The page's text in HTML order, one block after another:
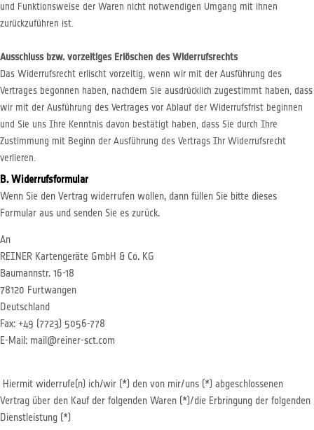
und Funktionsweise der Waren nicht notwendigen Umgang mit ihnen
zurückzuführen ist.
Ausschluss bzw. vorzeitiges Erlöschen des Widerrufsrechts
Das Widerrufsrecht erlischt vorzeitig, wenn wir mit der Ausführung des
Vertrages begonnen haben, nachdem Sie ausdrücklich zugestimmt haben, dass
wir mit der Ausführung des Vertrages vor Ablauf der Widerrufsfrist beginnen
und Sie uns Ihre Kenntnis davon bestätigt haben, dass Sie durch Ihre
Zustimmung mit Beginn der Ausführung des Vertrags Ihr Widerrufsrecht
verlieren.
B. Widerrufsformular
Wenn Sie den Vertrag widerrufen wollen, dann füllen Sie bitte dieses
Formular aus und senden Sie es zurück.
An
REINER Kartengeräte GmbH & Co. KG
Baumannstr. 16-18
78120 Furtwangen
Deutschland
Fax: +49 (7723) 5056-778
E-Mail: mail@reiner-sct.com
Hiermit widerrufe(n) ich/wir (*) den von mir/uns (*) abgeschlossenen
Vertrag über den Kauf der folgenden Waren (*)/die Erbringung der folgenden
Dienstleistung (*)